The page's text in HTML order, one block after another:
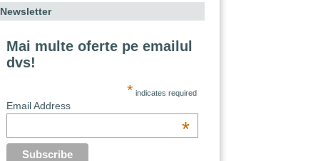
Newsletter
Mai multe oferte pe emailul
dvs!
* indicates required
Email Address
*